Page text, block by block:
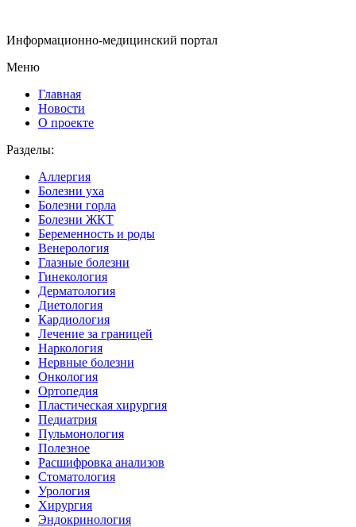
Информационно-медицинский портал
Меню
Главная
Новости
О проекте
Разделы:
Аллергия
Болезни уха
Болезни горла
Болезни ЖКТ
Беременность и роды
Венерология
Глазные болезни
Гинекология
Дерматология
Диетология
Кардиология
Лечение за границей
Наркология
Нервные болезни
Онкология
Ортопедия
Пластическая хирургия
Педиатрия
Пульмонология
Полезное
Расшифровка анализов
Стоматология
Урология
Хирургия
Эндокринология